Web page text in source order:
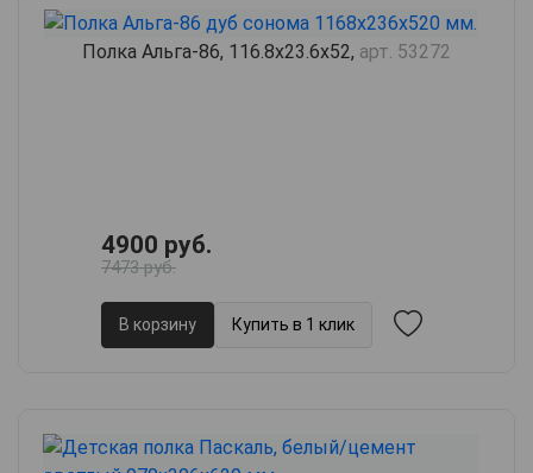
Полка Альга-86, 116.8х23.6х52, арт. 53272
4900 руб.
7473 руб.
В корзину Купить в 1 клик